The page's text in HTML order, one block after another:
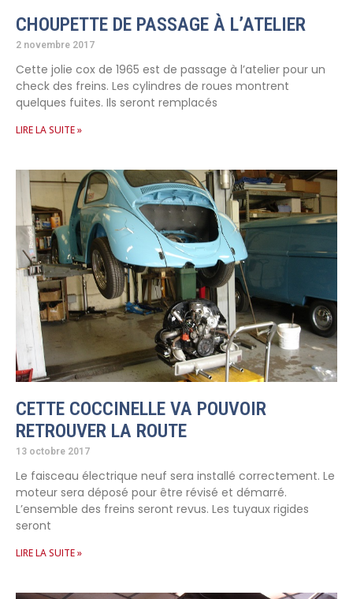
CHOUPETTE DE PASSAGE À L’ATELIER
2 novembre 2017
Cette jolie cox de 1965 est de passage à l’atelier pour un
check des freins. Les cylindres de roues montrent
quelques fuites. Ils seront remplacés
LIRE LA SUITE »
CETTE COCCINELLE VA POUVOIR
RETROUVER LA ROUTE
13 octobre 2017
Le faisceau électrique neuf sera installé correctement. Le
moteur sera déposé pour être révisé et démarré.
L’ensemble des freins seront revus. Les tuyaux rigides
seront
LIRE LA SUITE »